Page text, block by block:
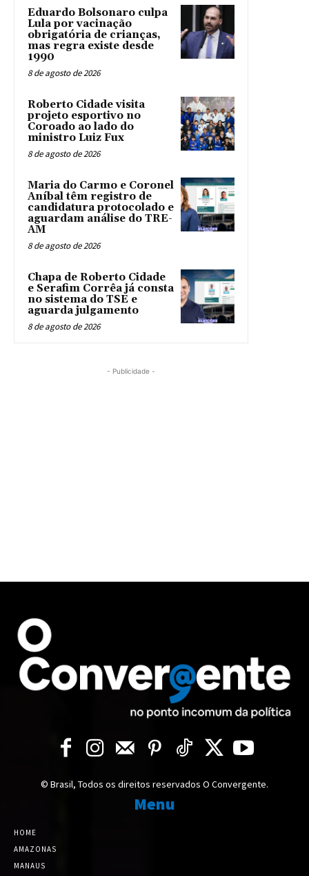
Eduardo Bolsonaro culpa
Lula por vacinação
obrigatória de crianças,
mas regra existe desde
1990
8 de agosto de 2026
Roberto Cidade visita
projeto esportivo no
Coroado ao lado do
ministro Luiz Fux
8 de agosto de 2026
Maria do Carmo e Coronel
Aníbal têm registro de
candidatura protocolado e
aguardam análise do TRE-
AM
8 de agosto de 2026
Chapa de Roberto Cidade
e Serafim Corrêa já consta
no sistema do TSE e
aguarda julgamento
8 de agosto de 2026
- Publicidade -
© Brasil, Todos os direitos reservados O Convergente.
Menu
HOME
AMAZONAS
MANAUS